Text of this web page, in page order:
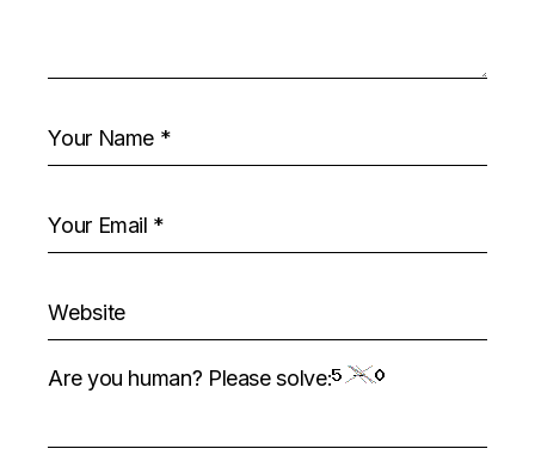
Are you human? Please solve: